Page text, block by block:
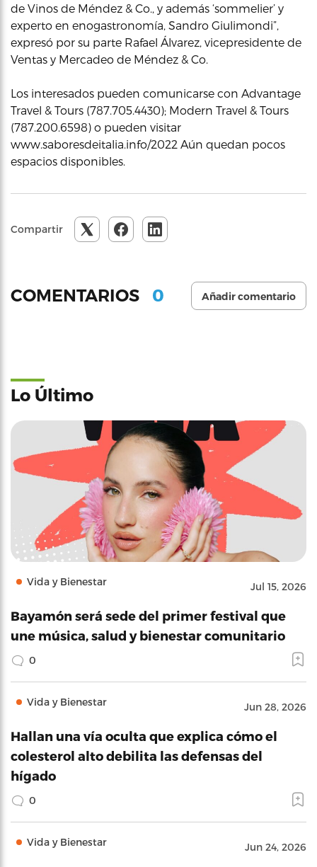
de Vinos de Méndez & Co., y además ‘sommelier’ y
experto en enogastronomía, Sandro Giulimondi”,
expresó por su parte Rafael Álvarez, vicepresidente de
Ventas y Mercadeo de Méndez & Co.
Los interesados pueden comunicarse con Advantage
Travel & Tours (787.705.4430); Modern Travel & Tours
(787.200.6598) o pueden visitar
www.saboresdeitalia.info/2022 Aún quedan pocos
espacios disponibles.
Compartir
COMENTARIOS 0 Añadir comentario
Lo Último
Vida y Bienestar Jul 15, 2026
Bayamón será sede del primer festival que
une música, salud y bienestar comunitario
0
Vida y Bienestar Jun 28, 2026
Hallan una vía oculta que explica cómo el
colesterol alto debilita las defensas del
hígado
0
Vida y Bienestar Jun 24, 2026